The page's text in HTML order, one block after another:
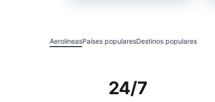
AerolíneasPaíses popularesDestinos populares
24/7